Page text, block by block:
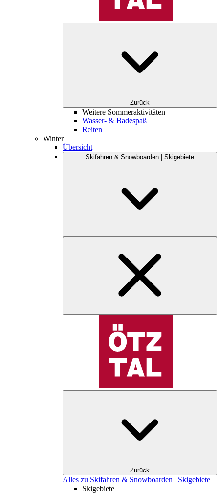
Zurück
Weitere Sommeraktivitäten
Wasser- & Badespaß
Reiten
Winter
Übersicht
Skifahren & Snowboarden | Skigebiete
Zurück
Alles zu Skifahren & Snowboarden | Skigebiete
Skigebiete